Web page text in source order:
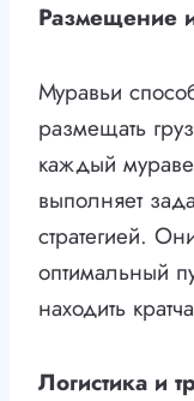
Размещение
Муравьи
размещать
каждый
выполняет
стратегией.
оптимальный
находить
Логистика и